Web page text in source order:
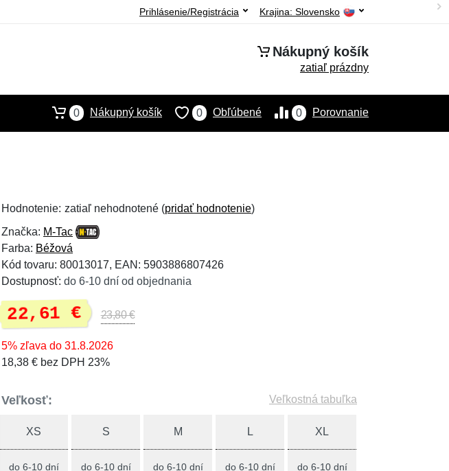
Krajina: Slovensko
Prihlásenie/Registrácia
Nákupný košík
zatiaľ prázdny
0 Porovnanie
0 Obľúbené
0 Nákupný košík
Hodnotenie: zatiaľ nehodnotené (pridať hodnotenie)
Značka: M-Tac
Farba: Béžová
Kód tovaru: 80013017, EAN: 5903886807426
Dostupnosť: do 6-10 dní od objednania
22,61 € 23,80 €
5% zľava do 31.8.2026
18,38 € bez DPH 23%
Veľkosť: Veľkostná tabuľka
XS
do 6-10 dní
S
do 6-10 dní
M
do 6-10 dní
L
do 6-10 dní
XL
do 6-10 dní